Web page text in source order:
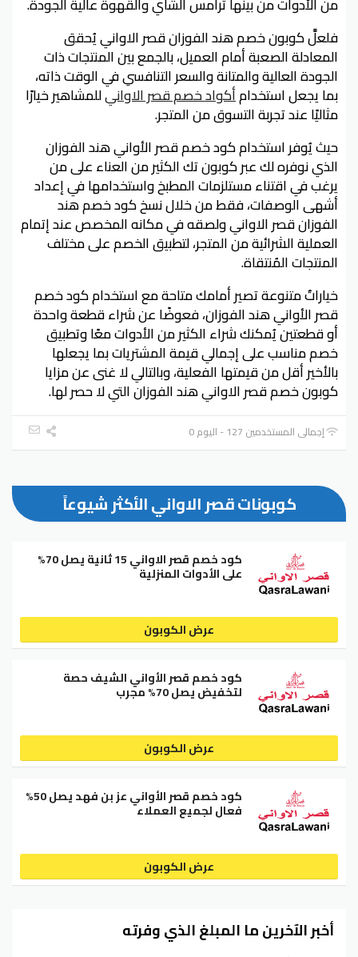
فلعلَّ كوبون خصم هند الفوزان قصر الاواني يُحقق
المعادلة الصعبة أمام العميل، بالجمع بين المنتجات ذات
الجودة العالية والمتانة والسعر التنافسي في الوقت ذاته،
بما يجعل استخدامأكواد خصم قصر الاوانيللمشاهير خيارًا
مثاليًا عند تجربة التسوق من المتجر.
حيث يُوفر استخدام كود خصم قصر الأواني هند الفوزان
الذي نوفره لك عبر كوبون تك الكثير من العناء على من
يرغب في اقتناء مستلزمات المطبخ واستخدامها في إعداد
أشهى الوصفات، فقط من خلال نسخ كود خصم هند
الفوزان قصر الاواني ولصقه في مكانه المخصص عند إتمام
العملية الشرائية من المتجر، لتطبيق الخصم على مختلف
المنتجات المُنتقاة.
خياراتٌ متنوعة تصير أمامك متاحة مع استخدام كود خصم
قصر الأواني هند الفوزان، فعوضًا عن شراء قطعة واحدة
أو قطعتين يُمكنك شراء الكثير من الأدوات معًا وتطبيق
خصم مناسب على إجمالي قيمة المشتريات بما يجعلها
بالأخير أقل من قيمتها الفعلية، وبالتالي لا غنى عن مزايا
كوبون خصم قصر الاواني هند الفوزان التي لا حصر لها.
إجمالي المستخدمين 127 - اليوم 0
كوبونات قصر الاواني الأكثر شيوعاً
كود خصم قصر الاواني 15 ثانية يصل 70%
على الأدوات المنزلية
عرض الكوبون
كود خصم قصر الأواني الشيف حصة
لتخفيض يصل 70% مجرب
عرض الكوبون
كود خصم قصر الأواني عز بن فهد يصل 50%
فعال لجميع العملاء
عرض الكوبون
أخبر الآخرين ما المبلغ الذي وفرته